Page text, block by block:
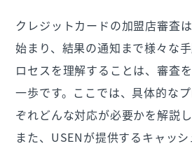
クレジットカードの加盟店審査
始まり、結果の通知まで様々な
ロセスを理解することは、審査
一歩です。ここでは、具体的な
ぞれどんな対応が必要かを解説し
また、USENが提供するキャッ